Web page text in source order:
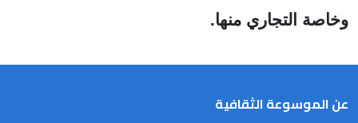
وخاصة التجاري منها.
عن الموسوعة الثقافية